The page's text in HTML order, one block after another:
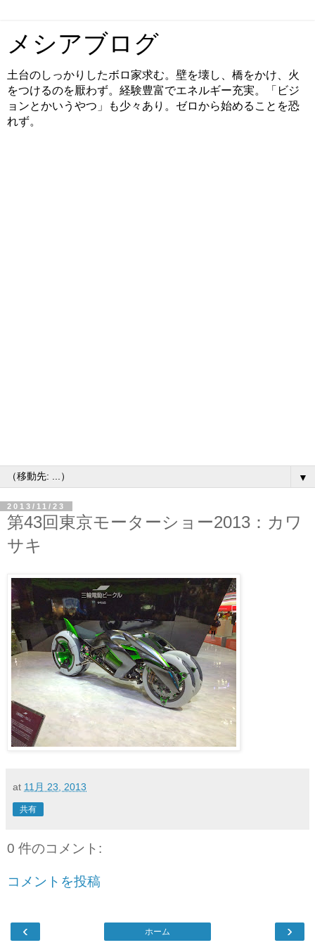
メシアブログ
土台のしっかりしたボロ家求む。壁を壊し、橋をかけ、火
をつけるのを厭わず。経験豊富でエネルギー充実。「ビジ
ョンとかいうやつ」も少々あり。ゼロから始めることを恐
れず。
▼
2013/11/23
第43回東京モーターショー2013：カワ
サキ
at 11月 23, 2013
共有
0 件のコメント:
コメントを投稿
‹ ›
ホーム